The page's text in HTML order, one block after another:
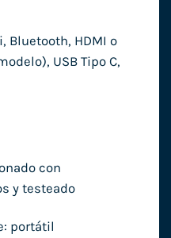
Bluetooth, HDMI o
USB Tipo C,
con
y testeado
portátil